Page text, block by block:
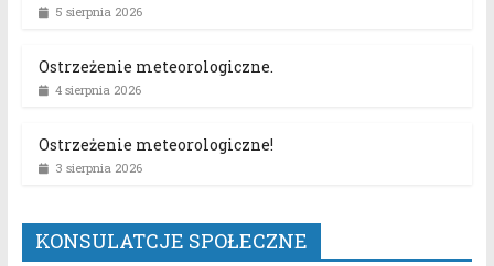
5 sierpnia 2026
Ostrzeżenie meteorologiczne.
4 sierpnia 2026
Ostrzeżenie meteorologiczne!
3 sierpnia 2026
KONSULATCJE SPOŁECZNE